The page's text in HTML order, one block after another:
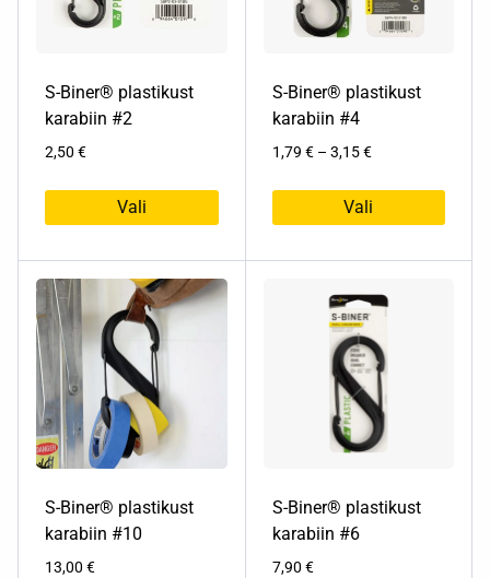
S-Biner® plastikust
karabiin #2
2,50 €
Vali
tootel
on
mitu
varianti.
Valikuid
saab
teha
tootelehel.
S-Biner® plastikust
karabiin #4
1,79 € – 3,15€Hinnavahemik:
kuni
3,15 €
Vali
tootel
Valikuid
tootelehel.
S-Biner® plastikust
karabiin #10
13,00 €
S-Biner® plastikust
karabiin #6
7,90 €